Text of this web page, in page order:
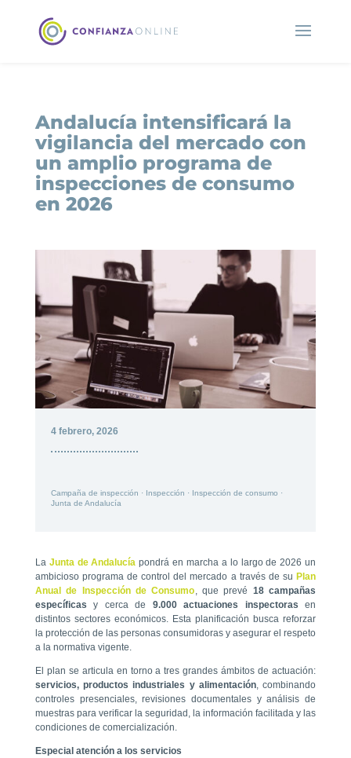
Andalucía intensificará la
vigilancia del mercado con
un amplio programa de
inspecciones de consumo
en 2026
4 febrero, 2026
Campaña de inspección · Inspección · Inspección de consumo ·
Junta de Andalucía
La Junta de Andalucía pondrá en marcha a lo largo de 2026 un
ambicioso programa de control del mercado a través de suPlan
Anual de Inspección de Consumo , que prevé 18 campañas
específicas y cerca de 9.000 actuaciones inspectoras en
distintos sectores económicos. Esta planificación busca reforzar
la protección de las personas consumidoras y asegurar el respeto
a la normativa vigente.
El plan se articula en torno a tres grandes ámbitos de actuación:
servicios, productos industriales y alimentación, combinando
controles presenciales, revisiones documentales y análisis de
muestras para verificar la seguridad, la información facilitada y las
condiciones de comercialización.
Especial atención a los servicios